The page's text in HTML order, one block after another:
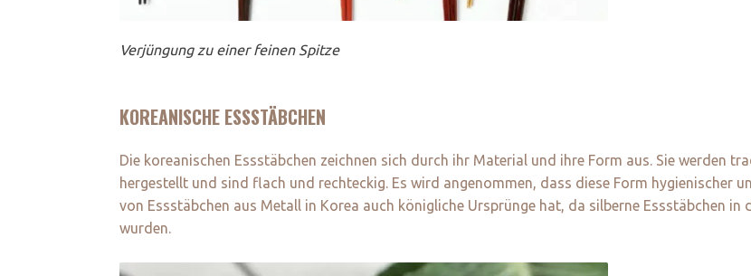
Verjüngung zu einer feinen Spitze
KOREANISCHE ESSSTÄBCHEN
Die koreanischen Essstäbchen zeichnen sich durch ihr Material und ihre Form aus. Sie werden
hergestellt und sind flach und rechteckig. Es wird angenommen, dass diese Form hygienischer
von Essstäbchen aus Metall in Korea auch königliche Ursprünge hat, da silberne Essstäbchen
wurden.